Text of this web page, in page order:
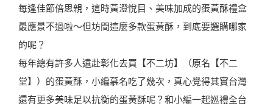
每逢佳節倍思親，這時黃澄悅目、美味加成的蛋黃酥禮盒
最應景不過啦～但坊間這麼多款蛋黃酥，到底要選購哪家
的呢？
每年總有許多人遠赴彰化去買【不二坊】（原名【不二
堂】）的蛋黃酥，小編慕名吃了幾次，真心覺得其實台灣
還有更多美味足以抗衡的蛋黃酥呢？和小編一起巡禮全台